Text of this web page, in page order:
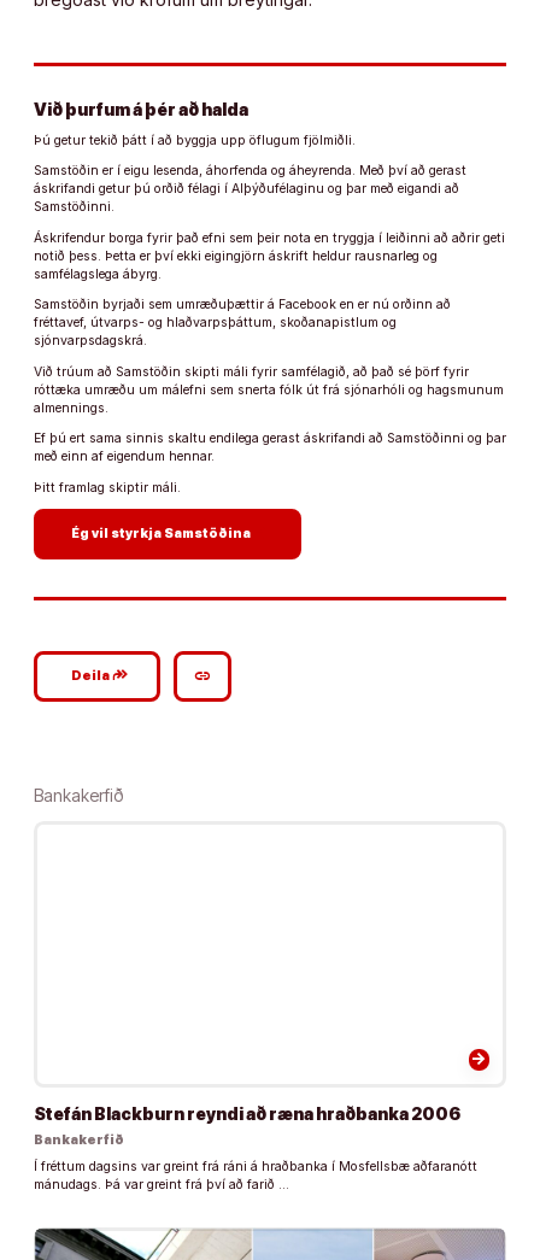
Við þurfum á þér að halda
Þú getur tekið þátt í að byggja upp öflugum fjölmiðli.
Samstöðin er í eigu lesenda, áhorfenda og áheyrenda. Með því að gerast
áskrifandi getur þú orðið félagi í Alþýðufélaginu og þar með eigandi að
Samstöðinni.
Áskrifendur borga fyrir það efni sem þeir nota en tryggja í leiðinni að aðrir geti
notið þess. Þetta er því ekki eigingjörn áskrift heldur rausnarleg og
samfélagslega ábyrg.
Samstöðin byrjaði sem umræðuþættir á Facebook en er nú orðinn að
fréttavef, útvarps- og hlaðvarpsþáttum, skoðanapistlum og
sjónvarpsdagskrá.
Við trúum að Samstöðin skipti máli fyrir samfélagið, að það sé þörf fyrir
róttæka umræðu um málefni sem snerta fólk út frá sjónarhóli og hagsmunum
almennings.
Ef þú ert sama sinnis skaltu endilega gerast áskrifandi að Samstöðinni og þar
með einn af eigendum hennar.
Þitt framlag skiptir máli.
Ég vil styrkja Samstöðina
Deilagoogle_plus_reshare link
Bankakerfið
arrow_forward
Stefán Blackburn reyndi að ræna hraðbanka 2006
Bankakerfið
Í fréttum dagsins var greint frá ráni á hraðbanka í Mosfellsbæ aðfaranótt
mánudags. Þá var greint frá því að farið …